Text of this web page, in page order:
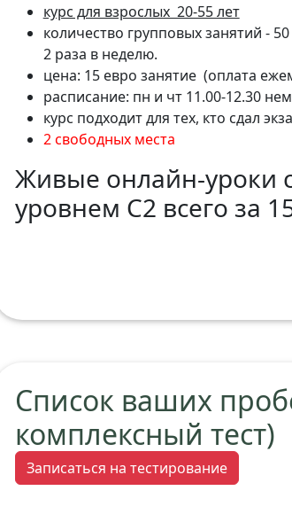
курс для взрослых 20-55 лет
количество групповых занятий -
2 раза в неделю.
цена: 15 евро занятие (оплата
расписание: пн и чт 11.00-12.30
курс подходит для тех, кто сдал
2 свободных места
Живые онлайн-уроки
уровнем С2 всего за
Список ваших
комплексный тест)
Записаться на тестирование